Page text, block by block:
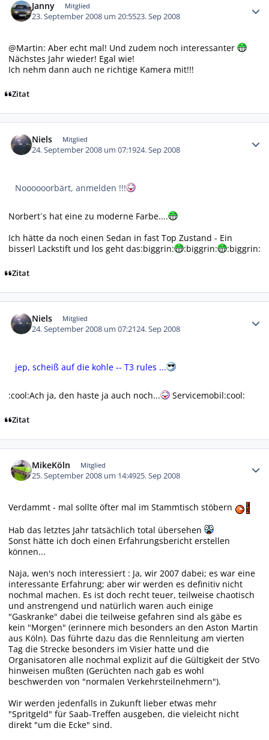
Janny Mitglied
23. September 2008 um 20:5523. Sep 2008
@Martin: Aber echt mal! Und zudem noch interessanter
Nächstes Jahr wieder! Egal wie!
Ich nehm dann auch ne richtige Kamera mit!!!
Zitat
Niels Mitglied
24. September 2008 um 07:1924. Sep 2008
Noooooorbärt, anmelden !!!
Norbert´s hat eine zu moderne Farbe....
Ich hätte da noch einen Sedan in fast Top Zustand - Ein
bisserl Lackstift und los geht das:biggrin:
:biggrin: :biggrin:
Zitat
Niels Mitglied
24. September 2008 um 07:2124. Sep 2008
jep, scheiß auf die kohle -- T3 rules ...
:cool:Ach ja, den haste ja auch noch... Servicemobil:cool:
Zitat
MikeKöln Mitglied
25. September 2008 um 14:4925. Sep 2008
Verdammt - mal sollte öfter mal im Stammtisch stöbern
Hab das letztes Jahr tatsächlich total übersehen
Sonst hätte ich doch einen Erfahrungsbericht erstellen
können...
Naja, wen's noch interessiert : Ja, wir 2007 dabei; es war eine
interessante Erfahrung; aber wir werden es definitiv nicht
nochmal machen. Es ist doch recht teuer, teilweise chaotisch
und anstrengend und natürlich waren auch einige
"Gaskranke" dabei die teilweise gefahren sind als gäbe es
kein "Morgen" (erinnere mich besonders an den Aston Martin
aus Köln). Das führte dazu das die Rennleitung am vierten
Tag die Strecke besonders im Visier hatte und die
Organisatoren alle nochmal explizit auf die Gültigkeit der StVo
hinweisen mußten (Gerüchten nach gab es wohl
beschwerden von "normalen Verkehrsteilnehmern").
Wir werden jedenfalls in Zukunft lieber etwas mehr
"Spritgeld" für Saab-Treffen ausgeben, die vieleicht nicht
direkt "um die Ecke" sind.